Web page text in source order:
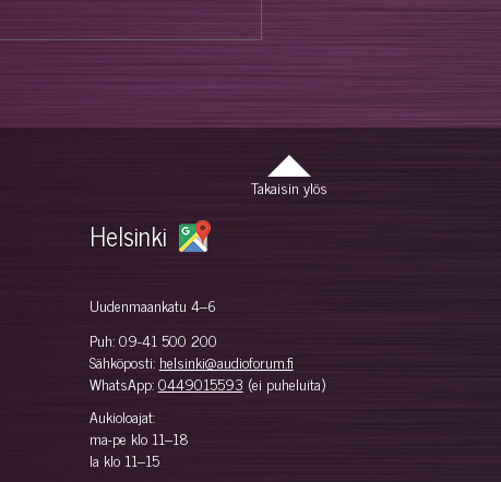
Takaisin ylös
Helsinki
Uudenmaankatu 4–6
Puh:09-41 500 200
Sähköposti: helsinki@audioforum.fi
WhatsApp:0449015593 (ei puheluita)
Aukioloajat:
ma-pe klo 11–18
la klo 11–15